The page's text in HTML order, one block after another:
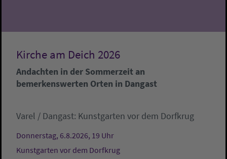
Kirche am Deich 2026
Andachten in der Sommerzeit an
bemerkenswerten Orten in Dangast
Varel / Dangast: Kunstgarten vor dem Dorfkrug
Donnerstag, 6.8.2026, 19 Uhr
Kunstgarten vor dem Dorfkrug